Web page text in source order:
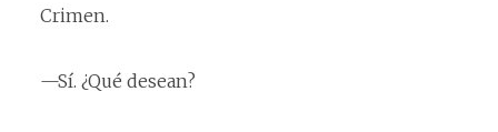
Crimen.
—Sí. ¿Qué desean?